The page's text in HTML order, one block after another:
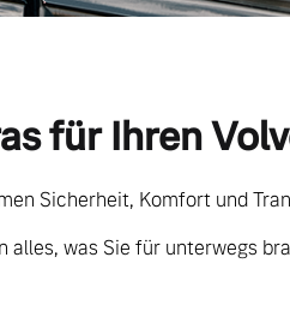
für Ihren
Sicherheit, Komfort und
alles, was Sie für unterwegs